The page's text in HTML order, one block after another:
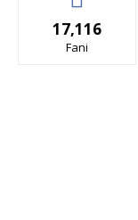
17,116
Fani